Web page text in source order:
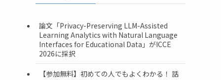
論文「Privacy-Preserving LLM-Assisted
Learning Analytics with Natural Language
Interfaces for Educational Data」がICCE
2026に採択
【参加無料】初めての人でもよくわかる！ 話